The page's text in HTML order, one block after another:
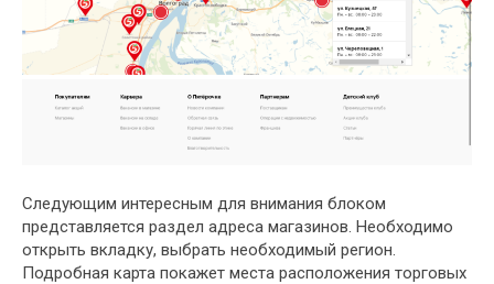
Следующим интересным для внимания блоком
представляется раздел адреса магазинов. Необходимо
открыть вкладку, выбрать необходимый регион.
Подробная карта покажет места расположения торговых